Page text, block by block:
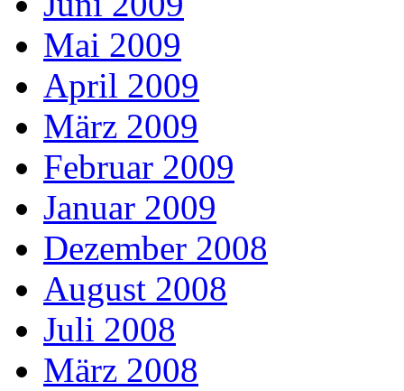
Mai 2009
April 2009
März 2009
Februar 2009
Januar 2009
Dezember 2008
August 2008
Juli 2008
März 2008